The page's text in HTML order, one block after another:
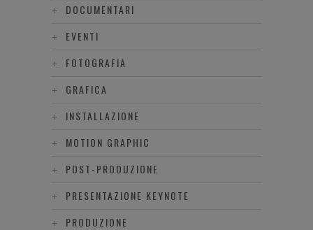
DOCUMENTARI
EVENTI
FOTOGRAFIA
GRAFICA
INSTALLAZIONE
MOTION GRAPHIC
POST-PRODUZIONE
PRESENTAZIONE KEYNOTE
PRODUZIONE